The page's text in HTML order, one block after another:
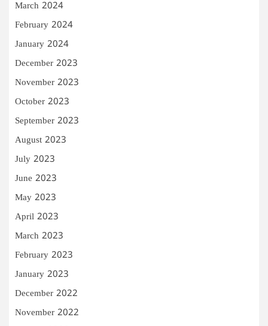
March 2024
February 2024
January 2024
December 2023
November 2023
October 2023
September 2023
August 2023
July 2023
June 2023
May 2023
April 2023
March 2023
February 2023
January 2023
December 2022
November 2022